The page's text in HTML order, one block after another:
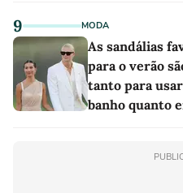
9 MODA
As sandálias
para o verão
tanto para
banho quanto